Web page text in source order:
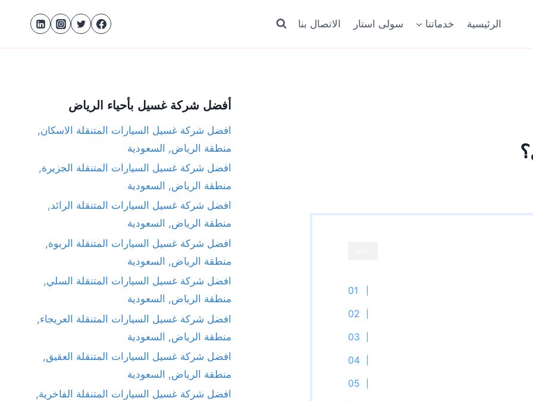
الرئيسية خدماتنا سولى استار الاتصال بنا
أفضل شركة غسيل بأحياء الرياض
افضل شركة غسيل السيارات المتنقلة الاسكان,
منطقة الرياض, السعودية
افضل شركة غسيل السيارات المتنقلة الجزيرة,
منطقة الرياض, السعودية
افضل شركة غسيل السيارات المتنقلة الرائد,
منطقة الرياض, السعودية
افضل شركة غسيل السيارات المتنقلة الربوة,
منطقة الرياض, السعودية
افضل شركة غسيل السيارات المتنقلة السلي,
منطقة الرياض, السعودية
افضل شركة غسيل السيارات المتنقلة العريجاء,
منطقة الرياض, السعودية
افضل شركة غسيل السيارات المتنقلة العقيق,
منطقة الرياض, السعودية
افضل شركة غسيل السيارات المتنقلة الفاخرية,